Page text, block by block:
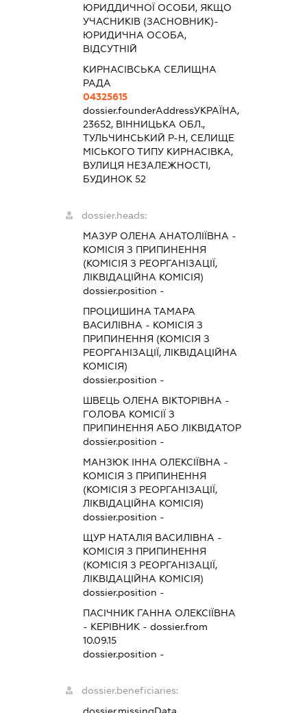
ЮРИДДИЧНОЇ ОСОБИ, ЯКЩО
УЧАСНИКІВ (ЗАСНОВНИК)-
ЮРИДИЧНА ОСОБА,
ВІДСУТНІЙ
КИРНАСІВСЬКА СЕЛИЩНА
РАДА
04325615
dossier.founderAddressУКРАЇНА,
23652, ВІННИЦЬКА ОБЛ.,
ТУЛЬЧИНСЬКИЙ Р-Н, СЕЛИЩЕ
МІСЬКОГО ТИПУ КИРНАСІВКА,
ВУЛИЦЯ НЕЗАЛЕЖНОСТІ,
БУДИНОК 52
dossier.heads:
МАЗУР ОЛЕНА АНАТОЛІЇВНА -
КОМІСІЯ З ПРИПИНЕННЯ
(КОМІСІЯ З РЕОРГАНІЗАЦІЇ,
ЛІКВІДАЦІЙНА КОМІСІЯ)
dossier.position -
ПРОЦИШИНА ТАМАРА
ВАСИЛІВНА - КОМІСІЯ З
ПРИПИНЕННЯ (КОМІСІЯ З
РЕОРГАНІЗАЦІЇ, ЛІКВІДАЦІЙНА
КОМІСІЯ)
dossier.position -
ШВЕЦЬ ОЛЕНА ВІКТОРІВНА -
ГОЛОВА КОМІСІЇ З
ПРИПИНЕННЯ АБО ЛІКВІДАТОР
dossier.position -
МАНЗЮК ІННА ОЛЕКСІЇВНА -
КОМІСІЯ З ПРИПИНЕННЯ
(КОМІСІЯ З РЕОРГАНІЗАЦІЇ,
ЛІКВІДАЦІЙНА КОМІСІЯ)
dossier.position -
ЩУР НАТАЛІЯ ВАСИЛІВНА -
КОМІСІЯ З ПРИПИНЕННЯ
(КОМІСІЯ З РЕОРГАНІЗАЦІЇ,
ЛІКВІДАЦІЙНА КОМІСІЯ)
dossier.position -
ПАСІЧНИК ГАННА ОЛЕКСІЇВНА
- КЕРІВНИК - dossier.from
10.09.15
dossier.position -
dossier.beneficiaries: